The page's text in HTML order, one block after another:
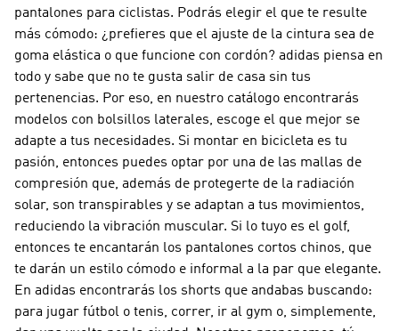
pantalones para ciclistas. Podrás elegir el que te resulte
más cómodo: ¿prefieres que el ajuste de la cintura sea de
goma elástica o que funcione con cordón? adidas piensa en
todo y sabe que no te gusta salir de casa sin tus
pertenencias. Por eso, en nuestro catálogo encontrarás
modelos con bolsillos laterales, escoge el que mejor se
adapte a tus necesidades. Si montar en bicicleta es tu
pasión, entonces puedes optar por una de las mallas de
compresión que, además de protegerte de la radiación
solar, son transpirables y se adaptan a tus movimientos,
reduciendo la vibración muscular. Si lo tuyo es el golf,
entonces te encantarán los pantalones cortos chinos, que
te darán un estilo cómodo e informal a la par que elegante.
En adidas encontrarás los shorts que andabas buscando:
para jugar fútbol o tenis, correr, ir al gym o, simplemente,